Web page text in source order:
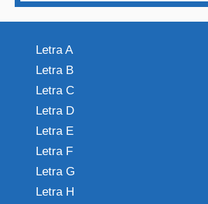
Letra A
Letra B
Letra C
Letra D
Letra E
Letra F
Letra G
Letra H